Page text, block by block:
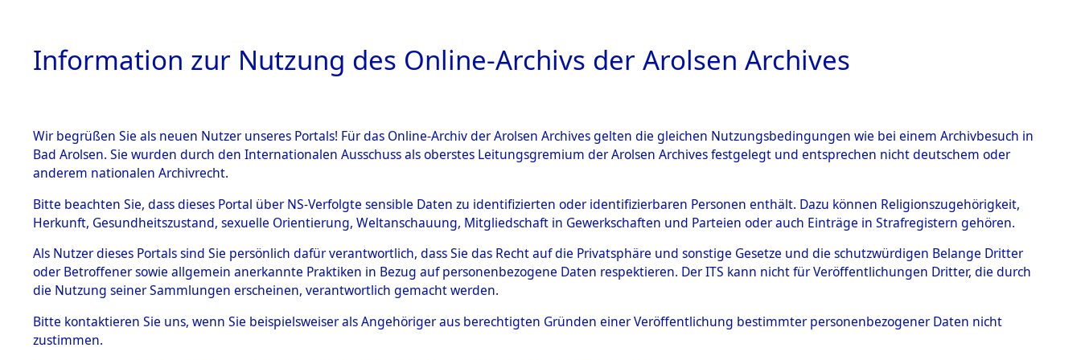
HOME BESTANDSBESCHREIBUNG ARCHIVALE ÜBERSICHT BILD
BESTÄNDE
Inhaftierungsdoku
mente
5. Verschiedenes
Todesmärsche
5.3.1 Alliierte
Ermittlung des Ablaufs und der Routen von
Evakuierungsmärschen, die Feststellung der Anzahl unbekannter
Toter aus Konzentrationslagern und der Ort ihrer Grablegungen:
Fehlanzeigen→0001 (84627170)→0025 (84627196)
Information zur Nutzung des Online-Archivs der Arolsen Archives
Wir begrüßen Sie als neuen Nutzer unseres Portals! Für das Online-Archiv der Arolsen Archives gelten die gleichen Nutzungsbedingungen wie bei einem Archivbesuch in
Bad Arolsen. Sie wurden durch den Internationalen Ausschuss als oberstes Leitungsgremium der Arolsen Archives festgelegt und entsprechen nicht deutschem oder
anderem nationalen Archivrecht.
Bitte beachten Sie, dass dieses Portal über NS-Verfolgte sensible Daten zu identifizierten oder identifizierbaren Personen enthält. Dazu können Religionszugehörigkeit,
Herkunft, Gesundheitszustand, sexuelle Orientierung, Weltanschauung, Mitgliedschaft in Gewerkschaften und Parteien oder auch Einträge in Strafregistern gehören.
Als Nutzer dieses Portals sind Sie persönlich dafür verantwortlich, dass Sie das Recht auf die Privatsphäre und sonstige Gesetze und die schutzwürdigen Belange Dritter
oder Betroffener sowie allgemein anerkannte Praktiken in Bezug auf personenbezogene Daten respektieren. Der ITS kann nicht für Veröffentlichungen Dritter, die durch
die Nutzung seiner Sammlungen erscheinen, verantwortlich gemacht werden.
Bitte kontaktieren Sie uns, wenn Sie beispielsweiser als Angehöriger aus berechtigten Gründen einer Veröffentlichung bestimmter personenbezogener Daten nicht
zustimmen.